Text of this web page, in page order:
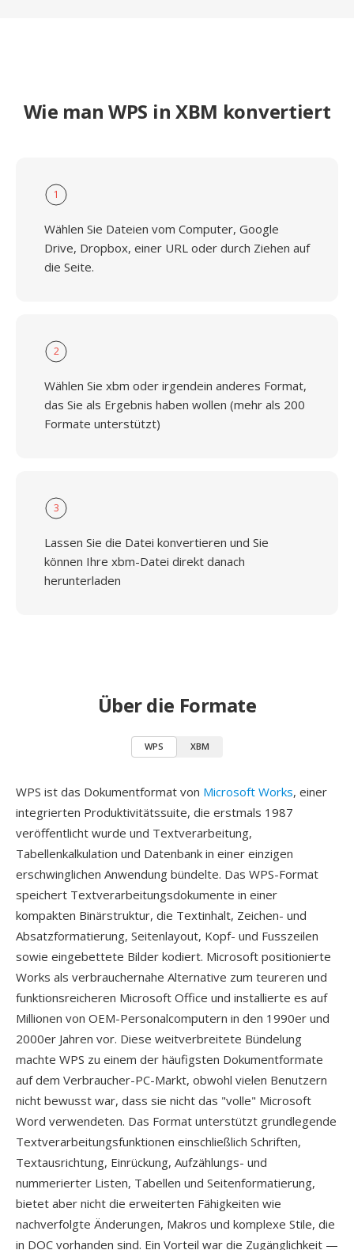
Wie man WPS in XBM konvertiert
1
Wählen Sie Dateien vom Computer, Google
Drive, Dropbox, einer URL oder durch Ziehen auf
die Seite.
2
Wählen Sie xbm oder irgendein anderes Format,
das Sie als Ergebnis haben wollen (mehr als 200
Formate unterstützt)
3
Lassen Sie die Datei konvertieren und Sie
können Ihre xbm-Datei direkt danach
herunterladen
Über die Formate
WPS XBM
WPS ist das Dokumentformat von Microsoft Works, einer
integrierten Produktivitätssuite, die erstmals 1987
veröffentlicht wurde und Textverarbeitung,
Tabellenkalkulation und Datenbank in einer einzigen
erschwinglichen Anwendung bündelte. Das WPS-Format
speichert Textverarbeitungsdokumente in einer
kompakten Binärstruktur, die Textinhalt, Zeichen- und
Absatzformatierung, Seitenlayout, Kopf- und Fusszeilen
sowie eingebettete Bilder kodiert. Microsoft positionierte
Works als verbrauchernahe Alternative zum teureren und
funktionsreicheren Microsoft Office und installierte es auf
Millionen von OEM-Personalcomputern in den 1990er und
2000er Jahren vor. Diese weitverbreitete Bündelung
machte WPS zu einem der häufigsten Dokumentformate
auf dem Verbraucher-PC-Markt, obwohl vielen Benutzern
nicht bewusst war, dass sie nicht das "volle" Microsoft
Word verwendeten. Das Format unterstützt grundlegende
Textverarbeitungsfunktionen einschließlich Schriften,
Textausrichtung, Einrückung, Aufzählungs- und
nummerierter Listen, Tabellen und Seitenformatierung,
bietet aber nicht die erweiterten Fähigkeiten wie
nachverfolgte Änderungen, Makros und komplexe Stile, die
in DOC vorhanden sind. Ein Vorteil war die Zugänglichkeit —